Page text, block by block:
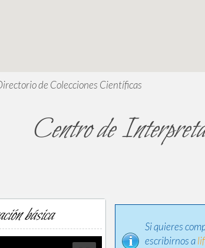
de Colecciones Científicas
Centro de
básica
Si quieres
escribirnos a